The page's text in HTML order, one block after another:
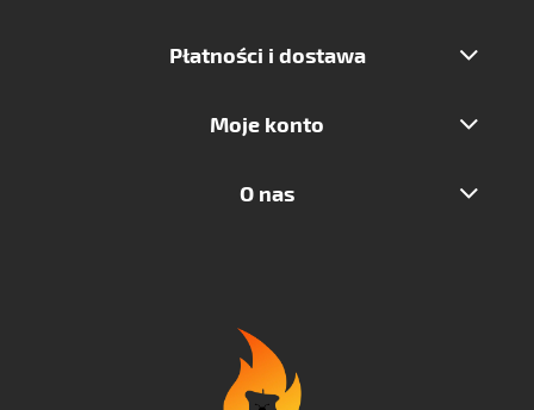
Płatności i dostawa
Moje konto
O nas